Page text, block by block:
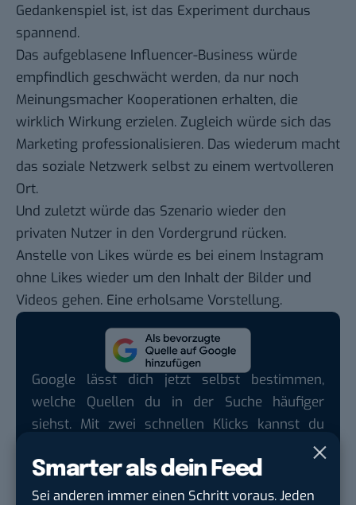
Smarter als dein Feed
Sei anderen immer einen Schritt voraus. Jeden
Gedankenspiel ist, ist das Experiment durchaus
spannend.
Das aufgeblasene Influencer-Business würde
empfindlich geschwächt werden, da nur noch
Meinungsmacher Kooperationen erhalten, die
wirklich Wirkung erzielen. Zugleich würde sich das
Marketing professionalisieren. Das wiederum macht
das soziale Netzwerk selbst zu einem wertvolleren
Ort.
Und zuletzt würde das Szenario wieder den
privaten Nutzer in den Vordergrund rücken.
Anstelle von Likes würde es bei einem Instagram
ohne Likes wieder um den Inhalt der Bilder und
Videos gehen. Eine erholsame Vorstellung.
Google lässt dich jetzt selbst bestimmen,
welche Quellen du in der Suche häufiger
siehst. Mit zwei schnellen Klicks kannst du
BASIC thinking kostenlos als bevorzugte
Quelle hinzufügen und damit unabhängigen
Tech-Journalismus unterstützen. Vielen Dank!